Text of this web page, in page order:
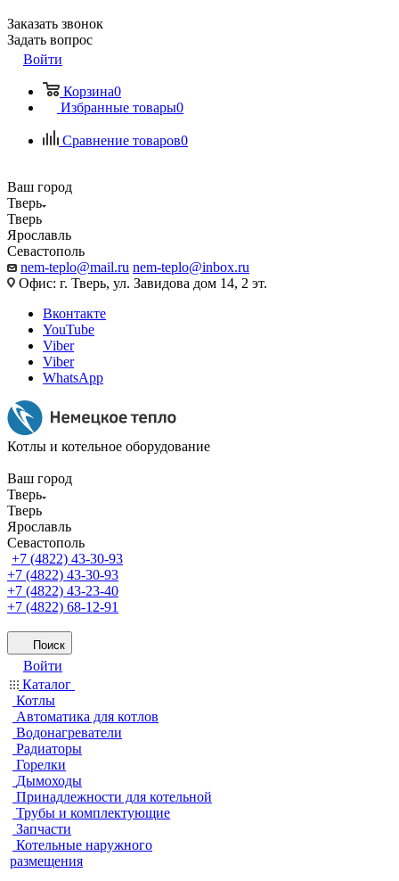
Заказать звонок
Задать вопрос
Войти
Корзина0
Избранные товары0
Сравнение товаров0
Ваш город
Тверь
Тверь
Ярославль
Севастополь
nem-teplo@mail.ru nem-teplo@inbox.ru
Офис: г. Тверь, ул. Завидова дом 14, 2 эт.
Вконтакте
YouTube
Viber
Viber
WhatsApp
Котлы и котельное оборудование
Ваш город
Тверь
Тверь
Ярославль
Севастополь
+7 (4822) 43-30-93
+7 (4822) 43-30-93
+7 (4822) 43-23-40
+7 (4822) 68-12-91
Поиск
Войти
Каталог
Котлы
Автоматика для котлов
Водонагреватели
Радиаторы
Горелки
Дымоходы
Принадлежности для котельной
Трубы и комплектующие
Запчасти
Котельные наружного
размещения